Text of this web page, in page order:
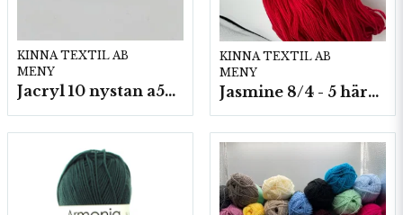
KINNA TEXTIL AB
MENY
Jacryl 10 nystan a50g./fp.
KINNA TEXTIL AB
MENY
Jasmine 8/4 - 5 härvor a200g./fp.